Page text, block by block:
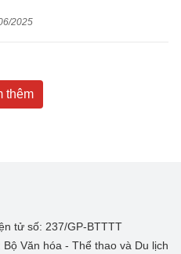
2025
thêm
tử số: 237/GP-BTTTT
Văn hóa - Thể thao và Du lịch